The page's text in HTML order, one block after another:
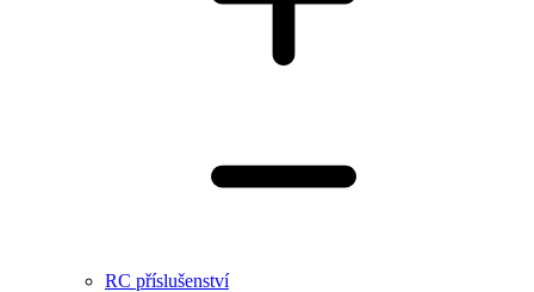
RC příslušenství